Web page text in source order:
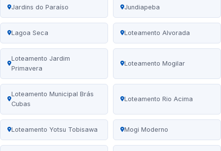
Jardins do Paraíso Jundiapeba
Lagoa Seca Loteamento Alvorada
Loteamento Jardim
Primavera
Loteamento Mogilar
Loteamento Municipal Brás
Cubas
Loteamento Rio Acima
Loteamento Yotsu Tobisawa Mogi Moderno